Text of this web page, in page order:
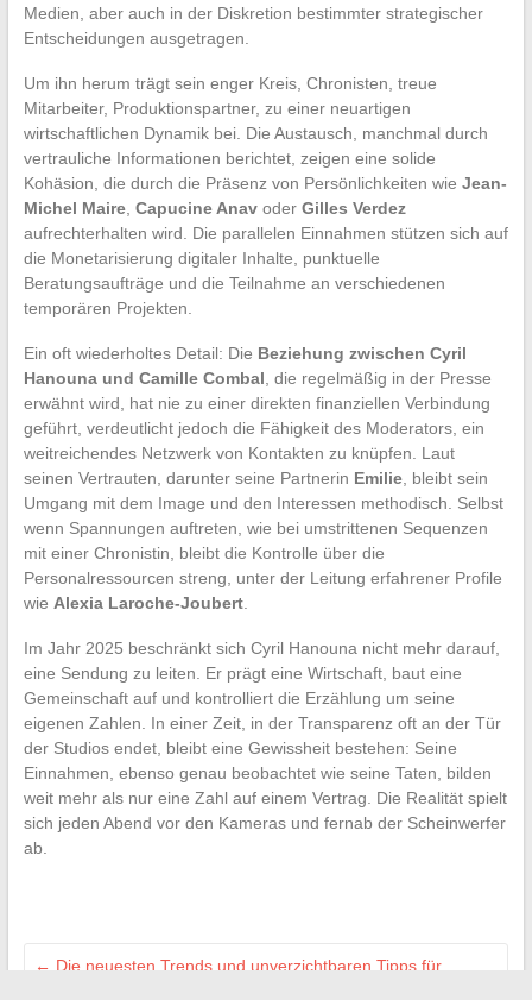
Medien, aber auch in der Diskretion bestimmter strategischer
Entscheidungen ausgetragen.
Um ihn herum trägt sein enger Kreis, Chronisten, treue
Mitarbeiter, Produktionspartner, zu einer neuartigen
wirtschaftlichen Dynamik bei. Die Austausch, manchmal durch
vertrauliche Informationen berichtet, zeigen eine solide
Kohäsion, die durch die Präsenz von Persönlichkeiten wie Jean-
Michel Maire, Capucine Anavoder Gilles Verdez
aufrechterhalten wird. Die parallelen Einnahmen stützen sich auf
die Monetarisierung digitaler Inhalte, punktuelle
Beratungsaufträge und die Teilnahme an verschiedenen
temporären Projekten.
Ein oft wiederholtes Detail: Die Beziehung zwischen Cyril
Hanouna und Camille Combal , die regelmäßig in der Presse
erwähnt wird, hat nie zu einer direkten finanziellen Verbindung
geführt, verdeutlicht jedoch die Fähigkeit des Moderators, ein
weitreichendes Netzwerk von Kontakten zu knüpfen. Laut
seinen Vertrauten, darunter seine Partnerin Emilie, bleibt sein
Umgang mit dem Image und den Interessen methodisch. Selbst
wenn Spannungen auftreten, wie bei umstrittenen Sequenzen
mit einer Chronistin, bleibt die Kontrolle über die
Personalressourcen streng, unter der Leitung erfahrener Profile
wie Alexia Laroche-Joubert.
Im Jahr 2025 beschränkt sich Cyril Hanouna nicht mehr darauf,
eine Sendung zu leiten. Er prägt eine Wirtschaft, baut eine
Gemeinschaft auf und kontrolliert die Erzählung um seine
eigenen Zahlen. In einer Zeit, in der Transparenz oft an der Tür
der Studios endet, bleibt eine Gewissheit bestehen: Seine
Einnahmen, ebenso genau beobachtet wie seine Taten, bilden
weit mehr als nur eine Zahl auf einem Vertrag. Die Realität spielt
sich jeden Abend vor den Kameras und fernab der Scheinwerfer
ab.
← Die neuesten Trends und unverzichtbaren Tipps für